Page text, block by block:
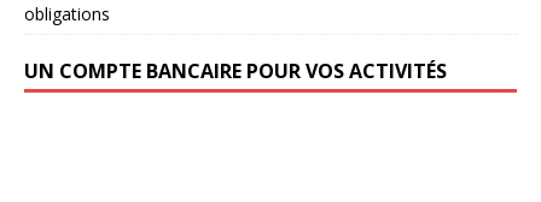
obligations
UN COMPTE BANCAIRE POUR VOS ACTIVITÉS